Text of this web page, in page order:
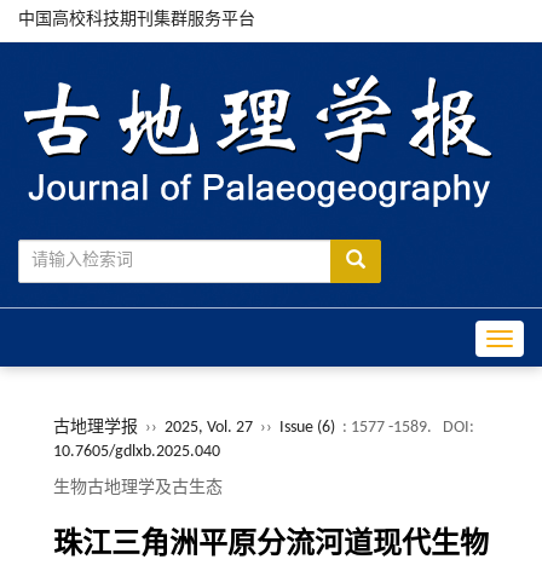
中国高校科技期刊集群服务平台
古地理学报 ›› 2025, Vol. 27 ›› Issue (6) : 1577 -1589.
DOI:
10.7605/gdlxb.2025.040
生物古地理学及古生态
珠江三角洲平原分流河道现代生物